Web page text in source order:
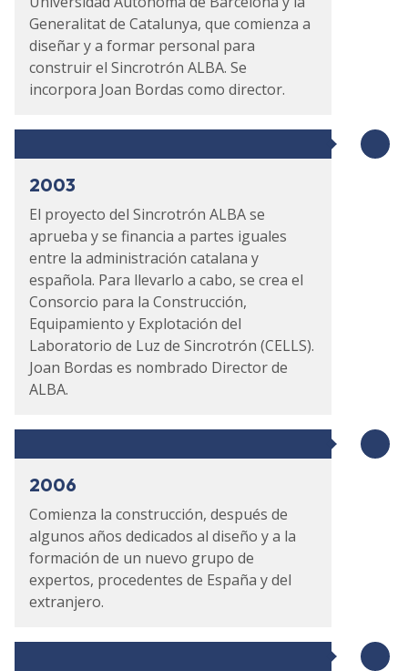
Generalitat de Catalunya, que comienza a
diseñar y a formar personal para
construir el Sincrotrón ALBA. Se
incorpora Joan Bordas como director.
2003
El proyecto del Sincrotrón ALBA se
aprueba y se financia a partes iguales
entre la administración catalana y
española. Para llevarlo a cabo, se crea el
Consorcio para la Construcción,
Equipamiento y Explotación del
Laboratorio de Luz de Sincrotrón (CELLS).
Joan Bordas es nombrado Director de
ALBA.
2006
Comienza la construcción, después de
algunos años dedicados al diseño y a la
formación de un nuevo grupo de
expertos, procedentes de España y del
extranjero.